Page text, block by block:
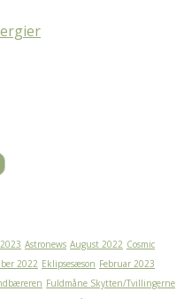
Astronews August 2022 Cosmic
2022 Eklipsesæson Februar 2023
Fuldmåne Skytten/Tvillingerne